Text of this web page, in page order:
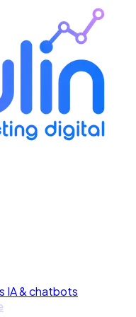
IA & chatbots